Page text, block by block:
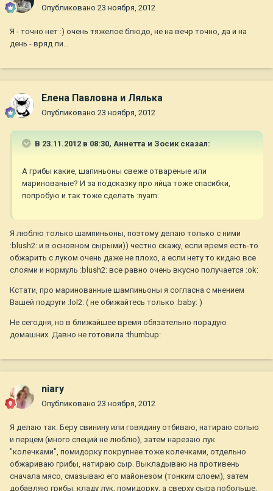
Опубликовано 23 ноября, 2012
Я - точно нет :) очень тяжелое блюдо, не на вечр точно, да и на
день - вряд ли...
Елена Павловна и Лялька
Опубликовано 23 ноября, 2012
В 23.11.2012 в 08:30, Аннетта и Зосик сказал:
А грибы какие, шапиньоны свеже отвареные или
маринованые? И за подсказку про яйца тоже спасибки,
попробую и так тоже сделать :nyam:
Я люблю только шампиньоны, поэтому делаю только с ними
:blush2: и в основном сырыми)) честно скажу, если время есть-то
обжарить с луком очень даже не плохо, а если нету то кидаю все
слоями и нормуль :blush2: все равно очень вкусно получается :ok:
Кстати, про маринованные шампиньоны я согласна с мнением
Вашей подруги :lol2: ( не обижайтесь только :baby: )
Не сегодня, но в ближайшее время обязательно порадую
домашних. Давно не готовила :thumbup:
niary
Опубликовано 23 ноября, 2012
Я делаю так. Беру свинину или говядину отбиваю, натираю солью
и перцем (много специй не люблю), затем нарезаю лук
"колечками", помидорку покрупнее тоже колечками, отдельно
обжариваю грибы, натираю сыр. Выкладываю на противень
сначала мясо, смазываю его майонезом (тонким слоем), затем
добавляю грибы, кладу лук, помидорку, а сверху сыра побольше,